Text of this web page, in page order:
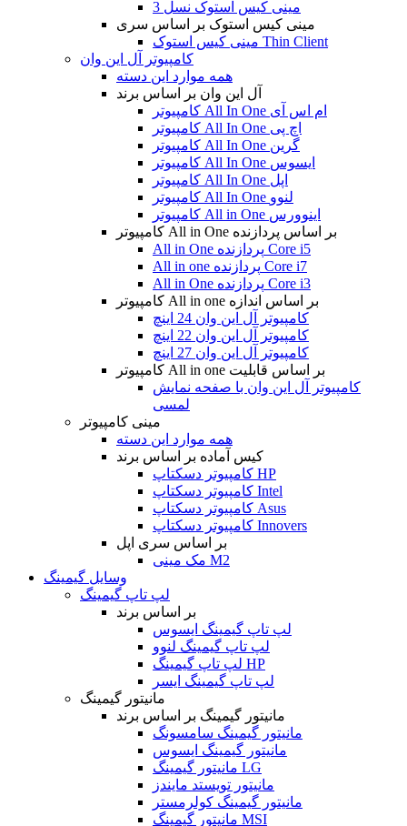
مینی کیس استوک نسل 3
مینی کیس استوک بر اساس سری
مینی کیس استوک Thin Client
کامپیوتر آل این وان
همه موارد این دسته
آل این وان بر اساس برند
کامپیوتر All In One ام اس آی
کامپیوتر All In One اچ پی
کامپیوتر All In One گرین
کامپیوتر All In One ایسوس
کامپیوتر All In One اپل
کامپیوتر All In One لنوو
کامپیوتر All in One اینوورس
کامپیوتر All in One بر اساس پردازنده
All in One پردازنده Core i5
All in one پردازنده Core i7
All in One پردازنده Core i3
کامپیوتر All in one بر اساس اندازه
کامپیوتر آل این وان 24 اینچ
کامپیوتر آل این وان 22 اینچ
کامپیوتر آل این وان 27 اینچ
کامپیوتر All in one بر اساس قابلیت
کامپیوتر آل این وان با صفحه نمایش
لمسی
مینی کامپیوتر
همه موارد این دسته
کیس آماده بر اساس برند
کامپیوتر دسکتاپ HP
کامپیوتر دسکتاپ Intel
کامپیوتر دسکتاپ Asus
کامپیوتر دسکتاپ Innovers
بر اساس سری اپل
مک مینی M2
وسایل گیمینگ
لپ تاپ گیمینگ
بر اساس برند
لپ تاپ گیمینگ ایسوس
لپ تاپ گیمینگ لنوو
لپ تاپ گیمینگ HP
لپ تاپ گیمینگ ایسر
مانیتور گیمینگ
مانیتور گیمینگ بر اساس برند
مانیتور گیمینگ سامسونگ
مانیتور گیمینگ ایسوس
مانیتور گیمینگ LG
مانیتور تویستد مایندز
مانیتور گیمینگ کولرمستر
مانیتور گیمینگ MSI